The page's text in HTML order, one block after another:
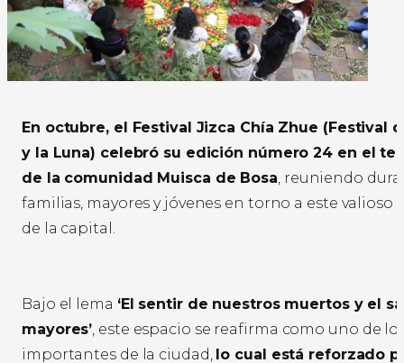
En octubre, el Festival Jizca Chía Zhue (Festival
y la Luna) celebró su edición número 24 en el
de la comunidad Muisca de Bosa, reuniendo
familias, mayores y jóvenes en torno a este valioso
de la capital.
Bajo el lema ‘El sentir de nuestros muertos y el
mayores’, este espacio se reafirma como uno de
importantes de la ciudad, lo cual está reforzado